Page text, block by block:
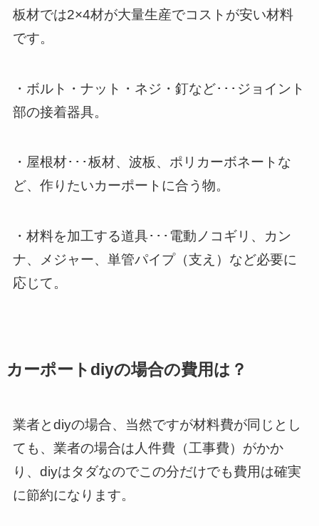
板材では2×4材が大量生産でコストが安い材料
です。
・ボルト・ナット・ネジ・釘など･･･ジョイント
部の接着器具。
・屋根材･･･板材、波板、ポリカーボネートな
ど、作りたいカーポートに合う物。
・材料を加工する道具･･･電動ノコギリ、カン
ナ、メジャー、単管パイプ（支え）など必要に
応じて。
カーポートdiyの場合の費用は？
業者とdiyの場合、当然ですが材料費が同じとし
ても、業者の場合は人件費（工事費）がかか
り、diyはタダなのでこの分だけでも費用は確実
に節約になります。